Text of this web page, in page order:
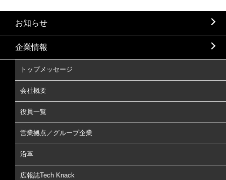
お知らせ
企業情報
トップメッセージ
会社概要
役員一覧
営業拠点／グループ企業
沿革
広報誌Tech Knack